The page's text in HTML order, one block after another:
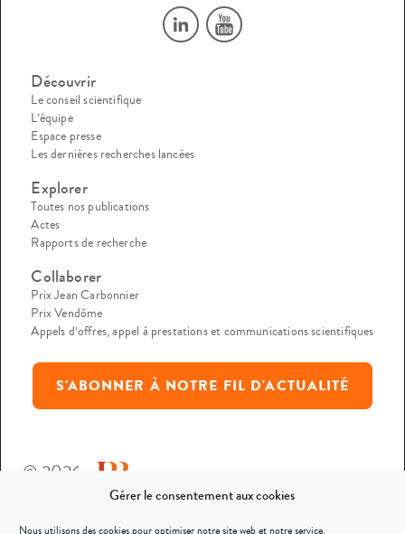
Gérer le consentement aux cookies
Nous utilisons des cookies pour optimiser notre site web et notre service.
Découvrir
Le conseil scientifique
L’équipe
Espace presse
Les dernières recherches lancées
Explorer
Toutes nos publications
Actes
Rapports de recherche
Collaborer
Prix Jean Carbonnier
Prix Vendôme
Appels d’offres, appel à prestations et communications scientifiques
S'ABONNER À NOTRE FIL D'ACTUALITÉ
© 2026